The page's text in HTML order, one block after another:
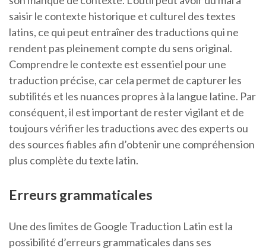
saisir le contexte historique et culturel des textes
latins, ce qui peut entraîner des traductions qui ne
rendent pas pleinement compte du sens original.
Comprendre le contexte est essentiel pour une
traduction précise, car cela permet de capturer les
subtilités et les nuances propres à la langue latine. Par
conséquent, il est important de rester vigilant et de
toujours vérifier les traductions avec des experts ou
des sources fiables afin d’obtenir une compréhension
plus complète du texte latin.
Erreurs grammaticales
Une des limites de Google Traduction Latin est la
possibilité d’erreurs grammaticales dans ses